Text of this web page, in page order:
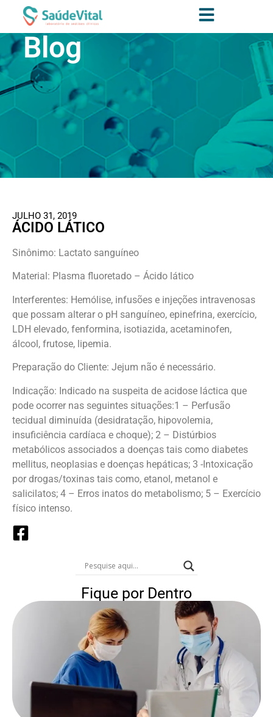
Blog
JULHO 31, 2019
ÁCIDO LÁTICO
Sinônimo: Lactato sanguíneo
Material: Plasma fluoretado – Ácido lático
Interferentes: Hemólise, infusões e injeções intravenosas
que possam alterar o pH sanguíneo, epinefrina, exercício,
LDH elevado, fenformina, isotiazida, acetaminofen,
álcool, frutose, lipemia.
Preparação do Cliente: Jejum não é necessário.
Indicação: Indicado na suspeita de acidose láctica que
pode ocorrer nas seguintes situações:1 – Perfusão
tecidual diminuída (desidratação, hipovolemia,
insuficiência cardíaca e choque); 2 – Distúrbios
metabólicos associados a doenças tais como diabetes
mellitus, neoplasias e doenças hepáticas; 3 -Intoxicação
por drogas/toxinas tais como, etanol, metanol e
salicilatos; 4 – Erros inatos do metabolismo; 5 – Exercício
físico intenso.
Fique por Dentro